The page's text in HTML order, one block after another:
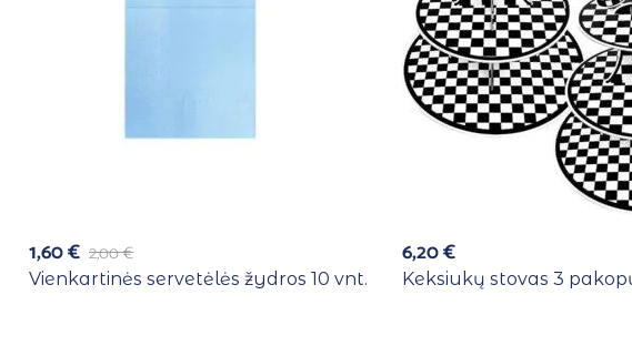
2,00€
1,60€
Vienkartinės servetėlės žydros 10 vnt.
6,20€
Keksiukų stovas 3